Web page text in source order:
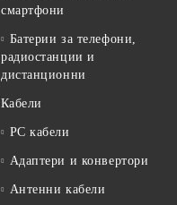
смартфони
Батерии за телефони,
радиостанции и
дистанционни
Кабели
PC кабели
Адаптери и конвертори
Антенни кабели